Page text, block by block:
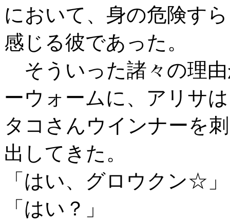
において、身の危険すら
感じる彼であった。
そういった諸々の理
ーウォームに、アリサは
タコさんウインナーを
出してきた。
「はい、グロウクン☆」
「はい？」